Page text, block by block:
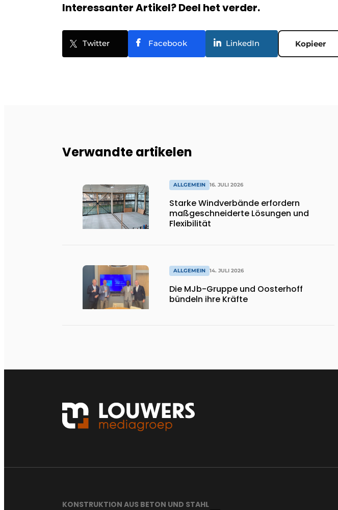
Interessanter Artikel? Deel het verder.
Twitter Facebook LinkedIn Kopieer
Verwandte artikelen
ALLGEMEIN 16. JULI 2026
Starke Windverbände erfordern
maßgeschneiderte Lösungen und
Flexibilität
ALLGEMEIN 14. JULI 2026
Die MJb-Gruppe und Oosterhoff
bündeln ihre Kräfte
KONSTRUKTION AUS BETON UND STAHL